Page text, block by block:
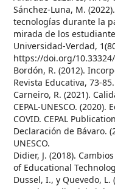
Sánchez-Luna, M.
tecnologías durante la
mirada de los
Universidad-Verdad,
https://doi.org/
Bordón, R. (2012).
Revista Educativa, 73-85.
Carneiro, R. (2021).
CEPAL-UNESCO.
COVID. CEPAL
Declaración de Bávaro.
UNESCO.
Didier, J. (2018).
of Educational
Dussel, I., y Quevedo,